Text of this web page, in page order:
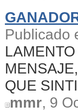
Publicado
QUE
mmr, 9